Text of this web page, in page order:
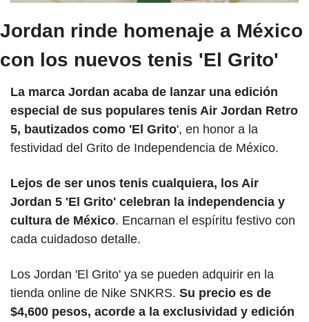
Jordan rinde homenaje a México
con los nuevos tenis 'El Grito'
La marca Jordan acaba de lanzar una edición
especial de sus populares tenis Air Jordan Retro
5, bautizados como 'El Grito', en honor a la
festividad del Grito de Independencia de México.
Lejos de ser unos tenis cualquiera, los Air
Jordan 5 'El Grito' celebran la independencia y
cultura de México. Encarnan el espíritu festivo con
cada cuidadoso detalle.
Los Jordan 'El Grito' ya se pueden adquirir en la
tienda online de Nike SNKRS. Su precio es de
$4,600 pesos, acorde a la exclusividad y edición